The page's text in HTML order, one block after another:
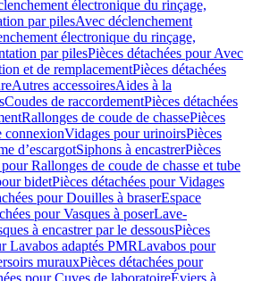
électronique du rinçage,
par pilesAvec déclenchement
électronique du rinçage,
par pilesPièces détachées pour Avec
et de remplacementPièces détachées
Autres accessoiresAides à la
Coudes de raccordementPièces détachées
Rallonges de coude de chassePièces
connexionVidages pour urinoirsPièces
d’escargotSiphons à encastrerPièces
Rallonges de coude de chasse et tube
bidetPièces détachées pour Vidages
pour Douilles à braserEspace
pour Vasques à poserLave-
à encastrer par le dessousPièces
Lavabos adaptés PMRLavabos pour
murauxPièces détachées pour
pour Cuves de laboratoireÉviers à